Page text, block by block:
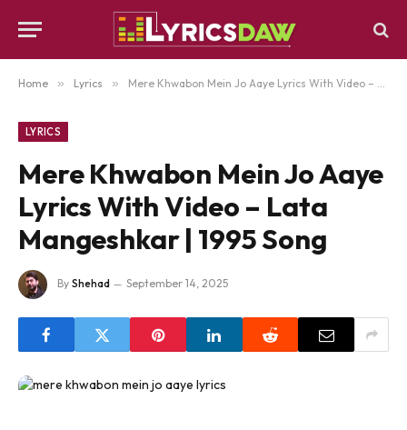
Home » Lyrics » Mere Khwabon Mein Jo Aaye Lyrics With Video – Lata Mangeshkar | 1995 Song
LYRICS
Mere Khwabon Mein Jo Aaye
Lyrics With Video – Lata
Mangeshkar | 1995 Song
By Shehad September 14, 2025